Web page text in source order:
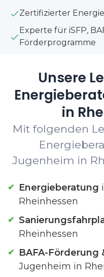
Zertifizierter
Experte für iSFP,
Förderprogramme
Unsere
in
Mit folgenden
Jugenheim in
Energieberatung
Rheinhessen
Rheinhessen
BAFA-Förderung
Jugenheim in